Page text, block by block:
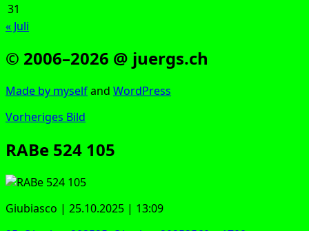
31
« Juli
© 2006–2026 @ juergs.ch
Made by mys­elfand Word­Press
Vorheriges Bild
RABe 524 105
Giubi­as­co | 25.10.2025 | 13:09